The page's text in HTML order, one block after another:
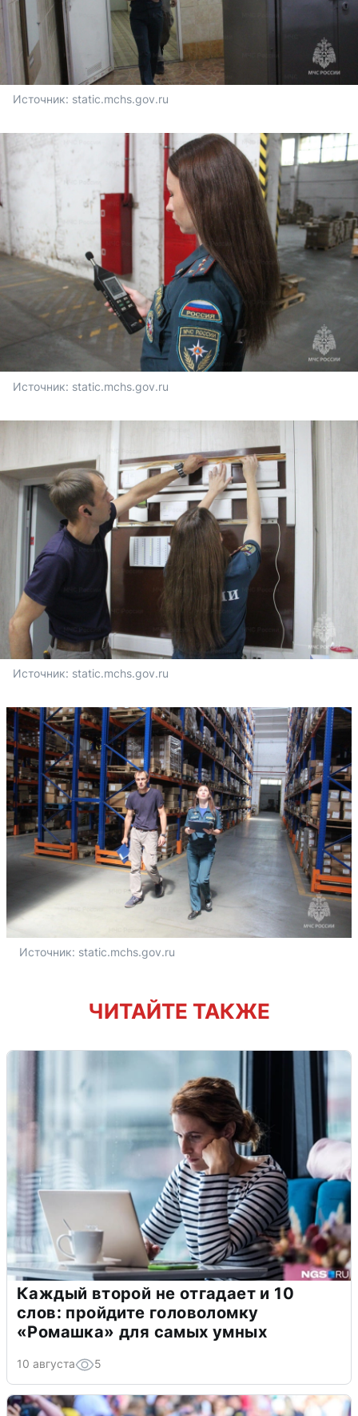
Источник: static.mchs.gov.ru
Источник: static.mchs.gov.ru
Источник: static.mchs.gov.ru
Источник: static.mchs.gov.ru
ЧИТАЙТЕ ТАКЖЕ
Каждый второй не отгадает и 10
слов: пройдите головоломку
«Ромашка» для самых умных
10 августа 5